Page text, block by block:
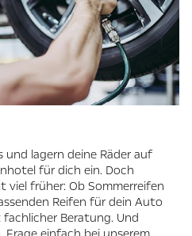
und lagern deine Räder auf
für dich ein. Doch
viel früher: Ob Sommerreifen
Reifen für dein Auto
Beratung. Und